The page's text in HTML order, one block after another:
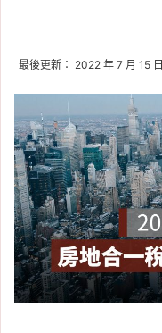
最後更新： 2022 年 7 月 15 日